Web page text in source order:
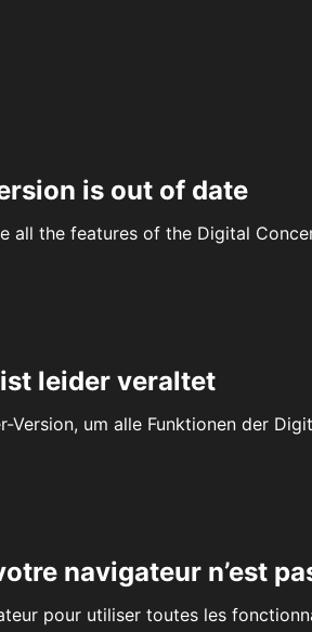
is out of date
all the features of the Digital
leider veraltet
Version, um alle Funktionen der
navigateur n’est
pour utiliser toutes les